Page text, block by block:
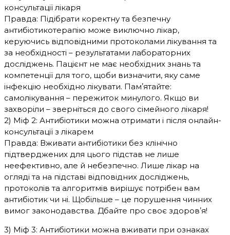
консультації лікаря
Правда: Підібрати коректну та безпечну
антибіотикотерапію може виключно лікар,
керуючись відповідними протоколами лікування та
за необхідності – результатами лабораторних
досліджень. Пацієнт не має необхідних знань та
компетенції для того, щоби визначити, яку саме
інфекцію необхідно лікувати. Памʼятайте:
самолікування – пережиток минулого. Якщо ви
захворіли – зверніться до свого сімейного лікаря!
2) Міф 2: Антибіотики можна отримати і після онлайн-
консультації з лікарем
Правда: Вживати антибіотики без клінічно
підтверджених для цього підстав не лише
неефективно, але й небезпечно. Лише лікар на
огляді та на підставі відповідних досліджень,
протоколів та алгоритмів вирішує потрібен вам
антибіотик чи ні. Щобільше – це порушення чинних
вимог законодавства. Дбайте про своє здоровʼя!
3) Міф 3: Антибіотики можна вживати при ознаках